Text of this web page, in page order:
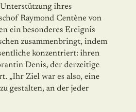
ihres
Raymond Centène von
ein besonderes Ereignis
zusammenbringt, indem
konzentriert: ihren
Denis, der derzeitige
„Ihr Ziel war es also, eine
gestalten, an der jeder